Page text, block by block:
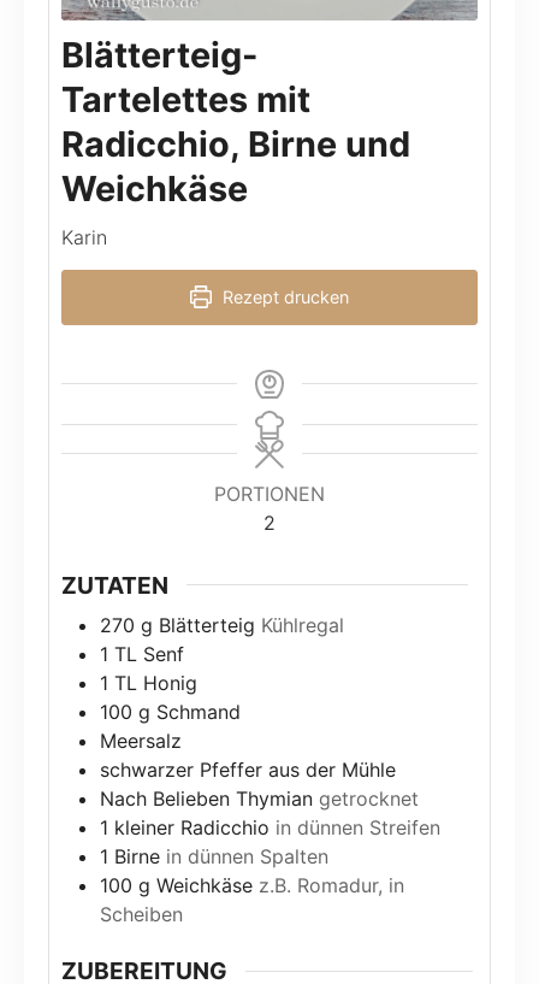
Blätterteig-
Tartelettes mit
Radicchio, Birne und
Weichkäse
Karin
Rezept drucken
PORTIONEN
2
ZUTATEN
270 g Blätterteig Kühlregal
1 TL Senf
1 TL Honig
100 g Schmand
Meersalz
schwarzer Pfeffer aus der Mühle
Nach Belieben Thymian getrocknet
1 kleiner Radicchio in dünnen Streifen
1 Birne in dünnen Spalten
100 g Weichkäse z.B. Romadur, in
Scheiben
ZUBEREITUNG